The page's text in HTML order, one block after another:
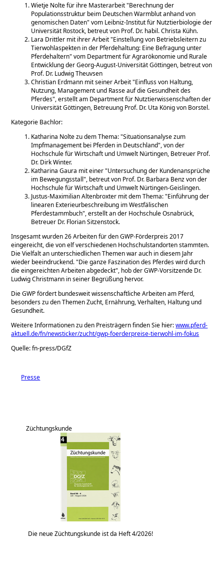
Wietje Nolte für ihre Masterarbeit Berechnung der
Populationsstruktur beim Deutschen Warmblut anhand von
genomischen Daten vom Leibniz-Institut für Nutztierbiologie der
Universität Rostock, betreut von Prof. Dr. habil. Christa Kühn.
Lara Drittler mit ihrer Arbeit Einstellung von Betriebsleitern zu
Tierwohlaspekten in der Pferdehaltung: Eine Befragung unter
Pferdehaltern vom Department für Agrarökonomie und Rurale
Entwicklung der Georg-August-Universität Göttingen, betreut von
Prof. Dr. Ludwig Theuvsen
Christian Erdmann mit seiner Arbeit Einfluss von Haltung,
Nutzung, Management und Rasse auf die Gesundheit des
Pferdes , erstellt am Department für Nutztierwissenschaften der
Universität Göttingen, Betreuung Prof. Dr. Uta König von Borstel.
Kategorie Bachlor:
Katharina Nolte zu dem Thema: Situationsanalyse zum
Impfmanagement bei Pferden in Deutschland , von der
Hochschule für Wirtschaft und Umwelt Nürtingen, Betreuer Prof.
Dr. Dirk Winter.
Katharina Gaura mit einer Untersuchung der Kundenansprüche
im Bewegungsstall , betreut von Prof. Dr. Barbara Benz von der
Hochschule für Wirtschaft und Umwelt Nürtingen-Geislingen.
Justus-Maximilian Altenbroxter mit dem Thema: Einführung der
linearen Exterieurbeschreibung im Westfälischen
Pferdestammbuch , erstellt an der Hochschule Osnabrück,
Betreuer Dr. Florian Sitzenstock.
Insgesamt wurden 26 Arbeiten für den GWP-Förderpreis 2017
eingereicht, die von elf verschiedenen Hochschulstandorten stammten.
Die Vielfalt an unterschiedlichen Themen war auch in diesem Jahr
wieder beeindruckend. Die ganze Faszination des Pferdes wird durch
die eingereichten Arbeiten abgedeckt , hob der GWP-Vorsitzende Dr.
Ludwig Christmann in seiner Begrüßung hervor.
Die GWP fördert bundesweit wissenschaftliche Arbeiten am Pferd,
besonders zu den Themen Zucht, Ernährung, Verhalten, Haltung und
Gesundheit.
Weitere Informationen zu den Preisträgern finden Sie hier:www.pferd-
aktuell.de/fn/newsticker/zucht/gwp-foerderpreise-tierwohl-im-fokus
Quelle: fn-press/DGfZ
Presse
Züchtungskunde
Die neue Züchtungskunde ist da Heft 4/2026!